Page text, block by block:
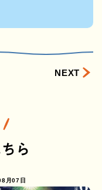
NEXT
ら
月07日